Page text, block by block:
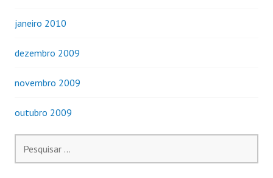
janeiro 2010
dezembro 2009
novembro 2009
outubro 2009
por: